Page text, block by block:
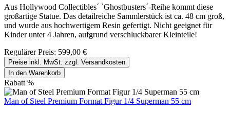
Aus Hollywood Collectibles´ `Ghostbusters´-Reihe kommt diese
großartige Statue. Das detailreiche Sammlerstück ist ca. 48 cm groß,
und wurde aus hochwertigem Resin gefertigt. Nicht geeignet für
Kinder unter 4 Jahren, aufgrund verschluckbarer Kleinteile!
Regulärer Preis: 599,00 €
Preise inkl. MwSt. zzgl. Versandkosten
In den Warenkorb
Rabatt %
Man of Steel Premium Format Figur 1/4 Superman 55 cm